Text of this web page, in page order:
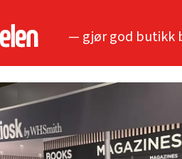
— gjør god butikk